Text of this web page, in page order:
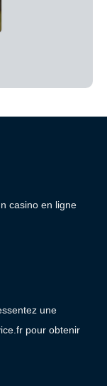
casino en ligne
une
pour obtenir